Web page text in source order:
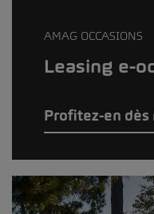
AMAG OCCASIONS
Leasing e-
Profitez-en